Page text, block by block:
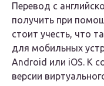
Перевод с
получить при
стоит учесть, что
для мобильных
Android или iOS. К
версии